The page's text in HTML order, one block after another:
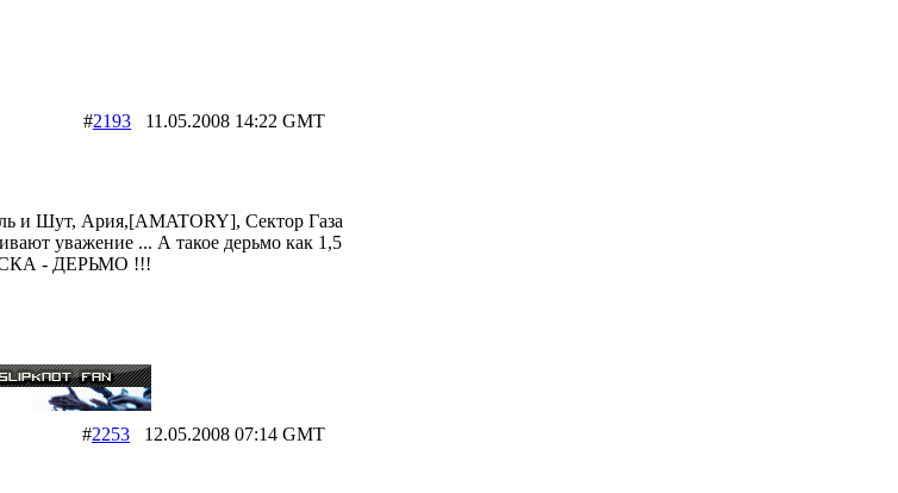
#2193 11.05.2008 14:22 GMT
и Шут, Ария,[AMATORY], Cектор Газа
уважение ... А такое дерьмо как 1,5
СКА - ДЕРЬМО !!!
#2253 12.05.2008 07:14 GMT